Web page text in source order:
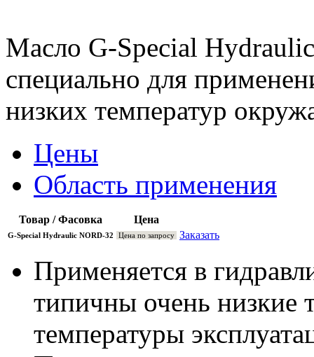
Масло G-Special
специально для
низких температур
Цены
Область применения
Товар / Фасовка Цена
G-Special Hydraulic NORD-32 Цена по запросу Заказать
Применяется в
типичны очень низкие
температуры